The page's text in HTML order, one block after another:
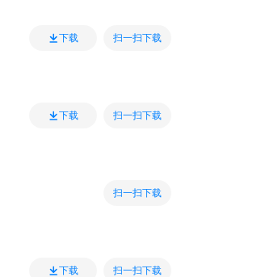
下载 扫一扫下载
下载 扫一扫下载
扫一扫下载
下载 扫一扫下载